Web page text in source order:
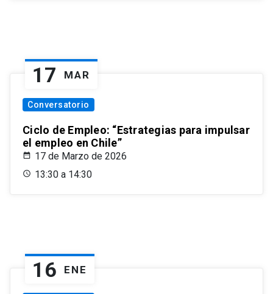
17 MAR
Conversatorio
Ciclo de Empleo: “Estrategias para impulsar
el empleo en Chile”
17 de Marzo de 2026
13:30 a 14:30
16 ENE